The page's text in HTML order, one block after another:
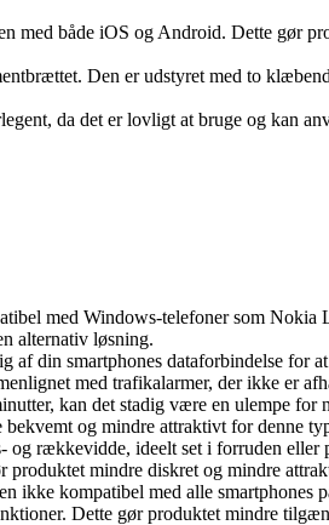
med både iOS og Android. Dette gør
Den er udstyret med to
da det er lovligt at bruge og kan
med Windows-telefoner som
alternativ løsning.
af din smartphones dataforbindelse for
med trafikalarmer, der ikke er
kan det stadig være en ulempe
og mindre attraktivt for denne
og rækkevidde, ideelt set i forruden
mindre diskret og mindre
ikke kompatibel med alle smartphones
Dette gør produktet mindre